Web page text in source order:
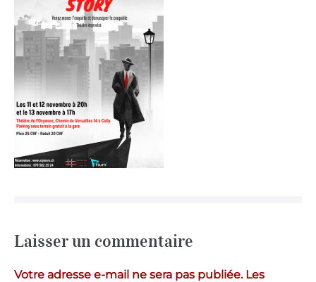
Laisser un commentaire
Votre adresse e-mail ne sera pas publiée. Les